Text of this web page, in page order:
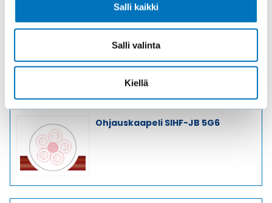
Salli kaikki
Salli valinta
Kiellä
Ohjauskaapeli SIHF-JB 4G1,5
Ohjauskaapeli SIHF-JB 5G6